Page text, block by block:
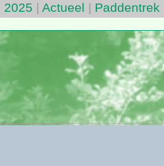
2025 |Actueel | Paddentrek